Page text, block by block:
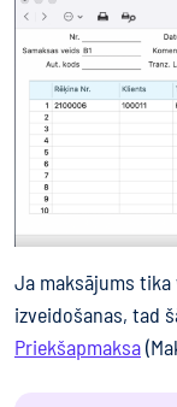
Ja maksājums
izveidošanas, tad
Priekšapmaksa